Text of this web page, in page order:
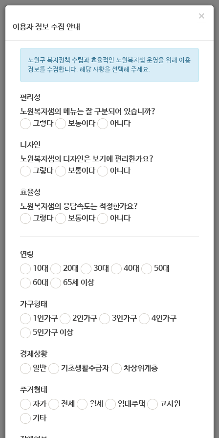
주간 인기검색어
한눈으로 보는 복지 정보
×
이용자 정보 수집 안내
노원구 복지정책 수립과 효율적인 노원복지샘 운영을 위해 이용
정보를 수집합니다. 해당 사항을 선택해 주세요.
편리성
노원복지샘의 메뉴는 잘 구분되어 있습니까?
그렇다
보통이다 아니다
디자인
노원복지샘의 디자인은 보기에 편리한가요?
그렇다
보통이다 아니다
효율성
노원복지샘의 응답속도는 적정한가요?
그렇다
보통이다 아니다
연령
10대
20대 30대 40대
50대
60대
65세 이상
가구형태
1인가구
2인가구 3인가구
4인가구
5인가구 이상
경제상황
일반
기초생활수급자 차상위계층
주거형태
자가
전세 월세 임대주택
고시원
기타
[예수와주간보호센터] '예그리나' 동화책 온라인 특별전시회 참가
안내
작성자 노원 복지샘
작성일 2020-12-02 09:28
* 출처 :https://cafe.naver.com/yeshoua7766
좋아요0 싫어요
[삼성꿈장학재단] 2021 배움터 교육지원사업 공모
목록보기